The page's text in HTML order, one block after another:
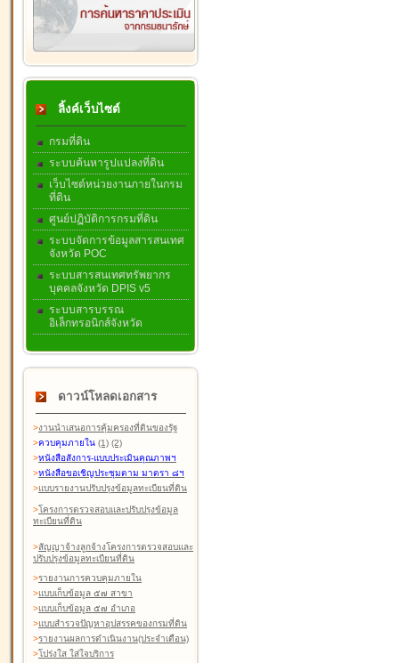
ลิ้งค์เว็บไซต์
กรมที่ดิน
ระบบค้นหารูปแปลงที่ดิน
เว็บไซต์หน่วยงานภายในกรม
ที่ดิน
ศูนย์ปฏิบัติการกรมที่ดิน
ระบบจัดการข้อมูลสารสนเทศ
จังหวัด POC
ระบบสารสนเทศทรัพยากร
บุคคลจังหวัด DPIS v5
ระบบสารบรรณ
อิเล็กทรอนิกส์จังหวัด
ดาวน์โหลดเอกสาร
>งานนำเสนอการคุ้มครองที่ดินของรัฐ
>ควบคุมภายใน (1) (2)
>หนังสือสังการ-แบบประเมินคุณภาพฯ
>หนังสือขอเชิญประชุมตาม มาตรา ๘ฯ
>แบบรายงานปรับปรุงข้อมูลทะเบียนที่ดิน
>โครงการตรวจสอบและปรับปรุงข้อมูล
ทะเบียนที่ดิน
>สัญญาจ้างลูกจ้างโครงการตรวจสอบและ
ปรับปรุงข้อมูลทะเบียนที่ดิน
>รายงานการควบคุมภายใน
>แบบเก็บข้อมูล ๕๗ สาขา
>แบบเก็บข้อมูล ๕๗ อำเภอ
>แบบสำรวจปัญหาอุปสรรคของกรมที่ดิน
>รายงานผลการดำเนินงาน(ประจำเดือน)
>โปร่งใส ใส่ใจบริการ